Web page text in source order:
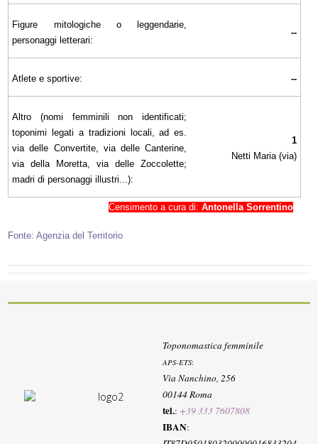
Figure mitologiche o leggendarie,
personaggi letterari:
--
Atlete e sportive: --
Altro (nomi femminili non identificati;
toponimi legati a tradizioni locali, ad es.
via delle Convertite, via delle Canterine,
via della Moretta, via delle Zoccolette;
madri di personaggi illustri...):
1
Netti Maria (via)
Censimento a cura di: Antonella Sorrentino
Fonte: Agenzia del Territorio
Toponomastica femminile
APS-ETS:
Via Nanchino, 256
00144 Roma
tel.:+39 333 7607808
IBAN: